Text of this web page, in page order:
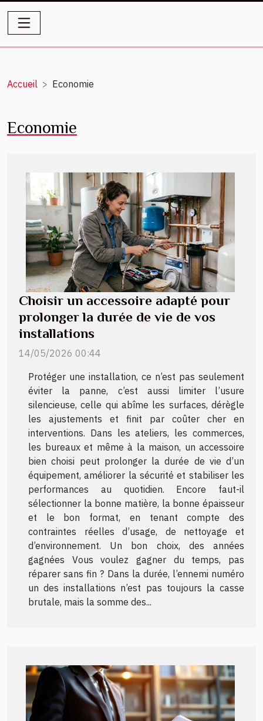
Accueil Economie
Economie
Choisir un accessoire adapté pour
prolonger la durée de vie de vos
installations
14/05/2026 00:44
Protéger une installation, ce n’est pas seulement
éviter la panne, c’est aussi limiter l’usure
silencieuse, celle qui abîme les surfaces, dérègle
les ajustements et finit par coûter cher en
interventions. Dans les ateliers, les commerces,
les bureaux et même à la maison, un accessoire
bien choisi peut prolonger la durée de vie d’un
équipement, améliorer la sécurité et stabiliser les
performances au quotidien. Encore faut-il
sélectionner la bonne matière, la bonne épaisseur
et le bon format, en tenant compte des
contraintes réelles d’usage, de nettoyage et
d’environnement. Un bon choix, des années
gagnées Vous voulez gagner du temps, pas
réparer sans fin ? Dans la durée, l’ennemi numéro
un des installations n’est pas toujours la casse
brutale, mais la somme des...